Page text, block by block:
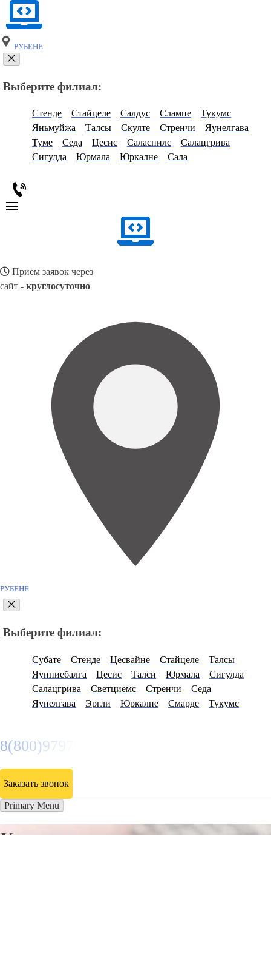
РУБЕНЕ
Выберите филиал:
Стенде Стайцеле Салдус Слампе
Тукумс
Яньмуйжа
Талсы Скулте Стренчи
Яунелгава
Туме
Седа Цесис Саласпилс
Салацгрива
Сигулда
Юрмала Юркалне Сала
Прием заявок через
сайт - круглосуточно
РУБЕНЕ
Выберите филиал:
Субате Стенде Цесвайне Стайцеле
Талсы
Яунпиебалга
Цесис Талси Юрмала
Сигулда
Салацгрива
Светциемс Стренчи
Седа
Яунелгава
Эргли Юркалне Смарде Тукумс
8(800)9797043
Заказать звонок
Primary Menu
Курсы программирования в